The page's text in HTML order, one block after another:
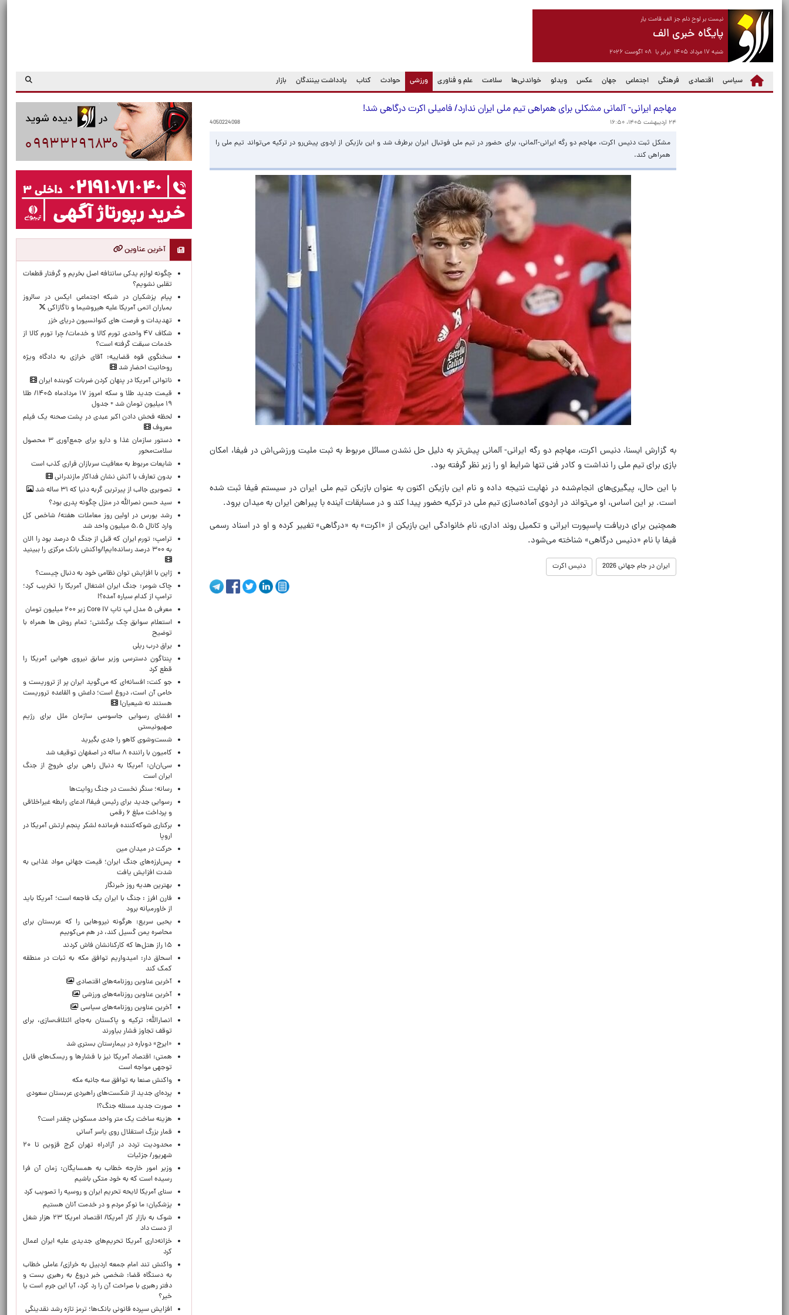
نیست بر لوح دلم جز الف قامت یار
پایگاه خبری الف
شنبه ۱۷ مرداد ۱۴۰۵ برابر با ۰۸ آگوست ۲۰۲۶
سیاسی اقتصادی فرهنگی اجتماعی جهان عکس ویدئو خواندنی‌ها سلامت علم و فناوری ورزشی
(current) حوادث کتاب یادداشت بینندگان بازار
مهاجم ایرانی- آلمانی مشکلی برای همراهی تیم ملی ایران ندارد/ فامیلی اکرت درگاهی شد!
۲۴ اردیبهشت ۱۴۰۵، ۱۶:۵۰ 4050224098
مشکل ثبت دنیس اکرت، مهاجم دو رگه ایرانی-آلمانی، برای حضور در تیم ملی فوتبال ایران برطرف شد و این بازیکن از اردوی پیش‌رو در ترکیه می‌تواند تیم ملی را
همراهی کند.
به گزارش ایسنا، دنیس اکرت، مهاجم دو رگه ایرانی- آلمانی پیش‌تر به دلیل حل نشدن مسائل مربوط به ثبت ملیت ورزشی‌اش در فیفا، امکان
بازی برای تیم ملی را نداشت و کادر فنی تنها شرایط او را زیر نظر گرفته بود.
با این حال، پیگیری‌های انجام‌شده در نهایت نتیجه داده و نام این بازیکن اکنون به عنوان بازیکن تیم ملی ایران در سیستم فیفا ثبت شده
است. بر این اساس، او می‌تواند در اردوی آماده‌سازی تیم ملی در ترکیه حضور پیدا کند و در مسابقات آینده با پیراهن ایران به میدان برود.
همچنین برای دریافت پاسپورت ایرانی و تکمیل روند اداری، نام خانوادگی این بازیکن از «اکرت» به «درگاهی» تغییر کرده و او در اسناد رسمی
فیفا با نام «دنیس درگاهی» شناخته می‌شود.
ایران در جام جهانی 2026 دنیس اکرت
آخرین عناوین
چگونه لوازم یدکی سانتافه اصل بخریم و گرفتار قطعات
تقلبی نشویم؟
پیام پزشکیان در شبکه اجتماعی ایکس در سالروز
بمباران اتمی آمریکا علیه هیروشیما و ناگازاکی
تهدیدات و فرصت های کنوانسیون دریای خزر
شکاف ۴۷ واحدی تورم کالا و خدمات/ چرا تورم کالا از
خدمات سبقت گرفته است؟
سخنگوی قوه قضاییه: آقای خرازی به دادگاه ویژه
روحانیت احضار شد
ناتوانی آمریکا در پنهان کردن ضربات کوبنده ایران
قیمت جدید طلا و سکه امروز ۱۷ مردادماه ۱۴۰۵/ طلا
۱۹ میلیون تومان شد + جدول
لحظه‌ فحش دادن اکبر عبدی در پشت صحنه یک فیلم
معروف
دستور سازمان غذا و دارو برای جمع‌آوری ۳ محصول
سلامت‌محور
شایعات مربوط به معافیت سربازان فراری کذب است
بدون تعارف با آتش نشان فداکار مازندرانی
تصویری جالب از پیرترین گربه دنیا که ۳۱ ساله شد
سید حسن نصرالله در منزل چگونه پدری بود؟
رشد بورس در اولین روز معاملات هفته/ شاخص کل
وارد کانال ۵.۵ میلیون واحد شد
ترامپ: تورم ایران که قبل از جنگ ۵ درصد بود را الان
به ۳۰۰ درصد رسانده‌ایم!/واکنش بانک مرکزی را ببینید
ژاپن با افزایش توان نظامی خود به دنبال چیست؟
چاک شومر: جنگ ایران اشتغال آمریکا را تخریب کرد؛
ترامپ از کدام سیاره آمده؟!
معرفی ۵ مدل لپ تاپ Core i۷ زیر ۲۰۰ میلیون تومان
استعلام سوابق چک برگشتی؛ تمام روش ها همراه با
توضیح
یراق درب ریلی
پنتاگون دسترسی وزیر سابق نیروی هوایی آمریکا را
قطع کرد
جو کنت: افسانه‌ای که می‌گوید ایران پر از تروریست و
حامی آن است، دروغ است؛ داعش و القاعده تروریست
هستند نه شیعیان!
افشای رسوایی جاسوسی سازمان ملل برای رژیم
صهیونیستی
شست‌وشوی کاهو را جدی بگیرید
کامیون با راننده ۸ ساله در اصفهان توقیف شد
سی‌ان‌ان: آمریکا به دنبال راهی برای خروج از جنگ
ایران است
رسانه؛ سنگر نخست در جنگ روایت‌ها
رسوایی جدید برای رئیس فیفا/ ادعای رابطه غیراخلاقی
و پرداخت مبلغ ۶ رقمی
برکناری شوکه‌کننده فرمانده لشکر پنجم ارتش آمریکا در
اروپا
حركت در ميدان مين
پس‌لرزه‌های جنگ ایران؛ قیمت جهانی مواد غذایی به
شدت افزایش یافت
بهترین هدیه روز خبرنگار
فارن افرز : جنگ با ایران یک فاجعه است؛ آمریکا باید
از خاورمیانه برود
یحیی سریع: هرگونه نیروهایی را که عربستان برای
محاصره یمن گسیل کند، در هم می‌کوبیم
۱۵ راز هتل‌ها که کارکنانشان فاش کردند
اسحاق دار: امیدواریم توافق مکه به ثبات در منطقه
کمک کند
آخرین عناوین روزنامه‌های اقتصادی
آخرین عناوین روزنامه‌های ورزشی
آخرین عناوین روزنامه‌های سیاسی
انصارالله: ترکیه و پاکستان به‌جای ائتلاف‌سازی، برای
توقف تجاوز فشار بیاورند
«ایرج» دوباره در بیمارستان بستری شد
همتی: اقتصاد آمریکا نیز با فشارها و ریسک‌های قابل
توجهی مواجه است
واکنش صنعا به توافق سه جانبه مکه
پرده‌ای جدید از شکست‌های راهبردی عربستان سعودی
صورت جدید مسئله جنگ؟!
هزینه ساخت یک متر واحد مسکونی چقدر است؟
قمار بزرگ استقلال روی یاسر آسانی
محدودیت تردد در آزادراه تهران کرج قزوین تا ۲۰
شهریور/ جزئیات
وزیر امور خارجه خطاب به همسایگان: زمان آن فرا
رسیده است که به خود متکی باشیم
سنای آمریکا لایحه تحریم ایران و روسیه را تصویب کرد
پزشکیان: ما نوکر مردم و در خدمت آنان هستیم
شوک به بازار کار آمریکا/ اقتصاد امریکا ۲۳ هزار شغل
از دست داد
خزانه‌داری آمریکا تحریم‌های جدیدی علیه ایران اعمال
کرد
واکنش تند امام جمعه اردبیل به خرازی/ عاملی خطاب
به دستگاه قضا: شخصی خبر دروغ به رهبری بست و
دفتر رهبری با صراحت آن را رد کرد، آیا این جرم است یا
خیر؟
افزایش سپرده قانونی بانک‌ها؛ ترمز تازه رشد نقدینگی